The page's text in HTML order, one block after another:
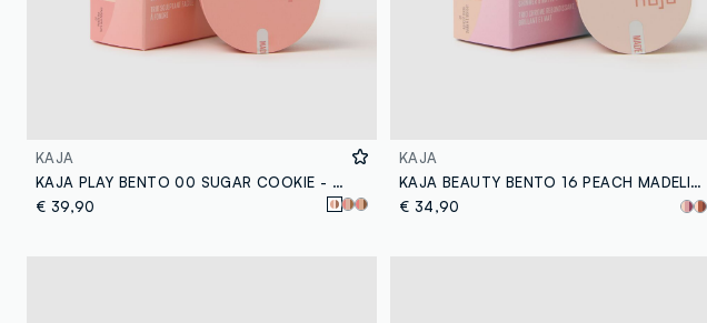
KAJA
KAJA PLAY BENTO 00 SUGAR COOKIE - make-up coreano
€ 39,90
KAJA
KAJA BEAUTY BENTO 16 PEACH MADELINE - make-up coreano
€ 34,90